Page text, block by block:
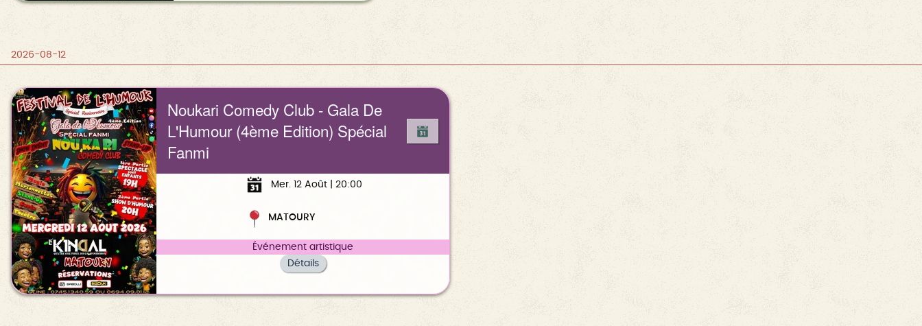
2026-08-12
Noukari Comedy Club - Gala De
L'Humour (4ème Edition) Spécial
Fanmi
Mer. 12 Août | 20:00
MATOURY
Événement artistique
Détails